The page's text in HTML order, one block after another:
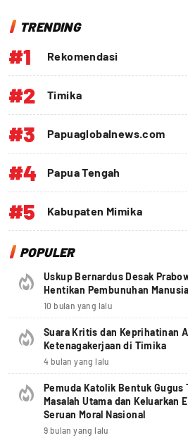
TRENDING
#1 Rekomendasi
#2 Timika
#3 Papuaglobalnews.com
#4 Papua Tengah
#5 Kabupaten Mimika
POPULER
Uskup Bernardus Desak
Hentikan Pembunuhan
10 bulan yang lalu
Suara Kritis dan Keprihatinan
Ketenagakerjaan di Timika
4 bulan yang lalu
Pemuda Katolik Bentuk Gugus
Masalah Utama dan Keluarkan
Seruan Moral Nasional
9 bulan yang lalu